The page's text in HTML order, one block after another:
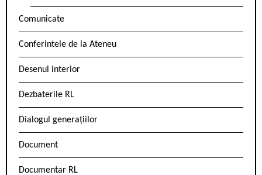
Comunicate
Conferintele de la Ateneu
Desenul interior
Dezbaterile RL
Dialogul generațiilor
Document
Documentar RL